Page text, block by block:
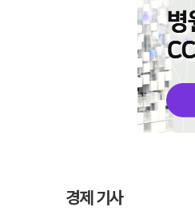
경제 기사